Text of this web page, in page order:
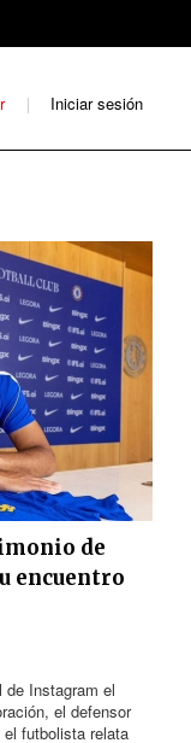
Iniciar sesión
de
encuentro
de Instagram el
el defensor
futbolista relata